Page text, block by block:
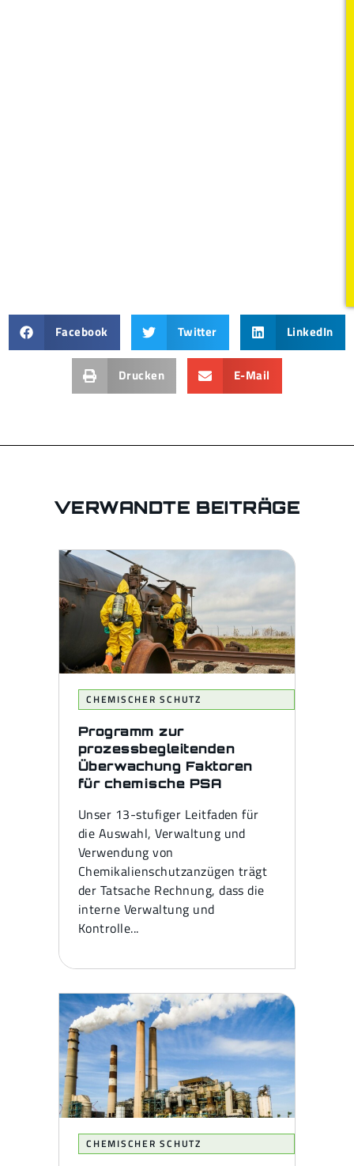
Facebook Twitter LinkedIn
Drucken E-Mail
VERWANDTE BEITRÄGE
CHEMISCHER SCHUTZ
Programm zur
prozessbegleitenden
Überwachung Faktoren
für chemische PSA
Unser 13-stufiger Leitfaden für
die Auswahl, Verwaltung und
Verwendung von
Chemikalienschutzanzügen trägt
der Tatsache Rechnung, dass die
interne Verwaltung und
Kontrolle...
CHEMISCHER SCHUTZ